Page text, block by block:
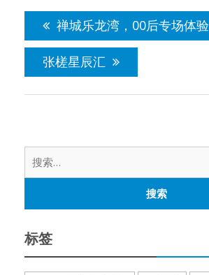
导
航
禅城乐龙湾，00后专场体验
张槎星辰汇
标签